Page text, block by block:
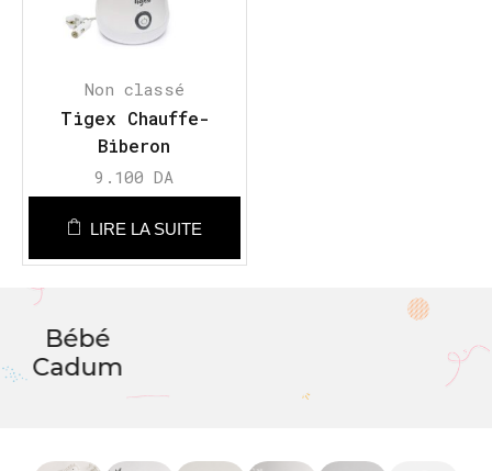
Non classé
Tigex Chauffe-
Biberon
Maison/Voiture
Express
9.100DA
LIRE LA SUITE
Bébé
Cadum